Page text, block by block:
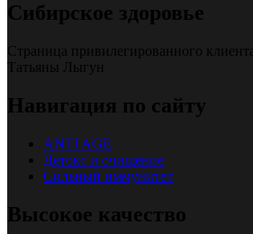
Сибирское здоровье
Страница привилегированного
Татьяны Лыгун
Навигация по сайту
ANTI AGE
Детокс и очищение
Сильный иммунитет
Высокое качество